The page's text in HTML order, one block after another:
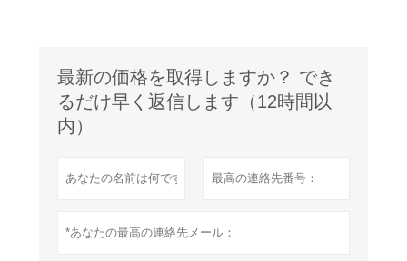
最新の価格を取得しますか？ でき
るだけ早く返信します（12時間以
内）